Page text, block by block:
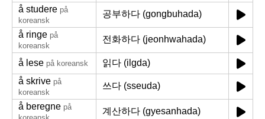
å studere på
koreansk
공부하다 (gongbuhada)
å ringe på
koreansk
전화하다 (jeonhwahada)
å lese på koreansk
읽다 (ilgda)
å skrive på
koreansk
쓰다 (sseuda)
å beregne på
계산하다 (gyesanhada)